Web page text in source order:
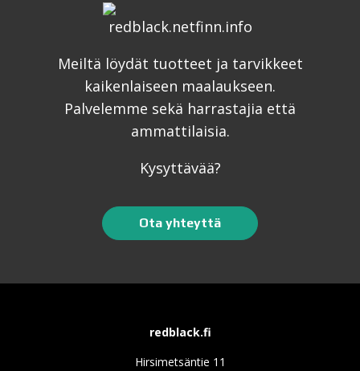
Meiltä löydät tuotteet ja tarvikkeet
kaikenlaiseen maalaukseen.
Palvelemme sekä harrastajia että
ammattilaisia.
Kysyttävää?
Ota yhteyttä
redblack.fi
Hirsimetsäntie 11